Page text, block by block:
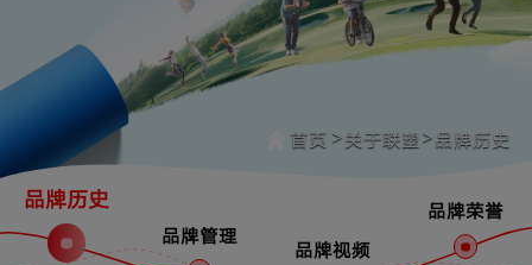
首页 >关于联塑 >品牌历史
品牌历史
品牌管理
品牌视频
品牌荣誉